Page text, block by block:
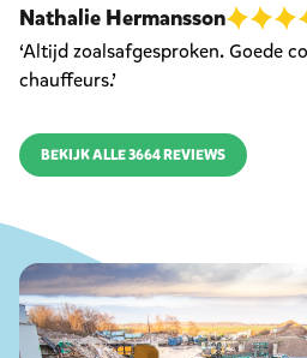
Nathalie Hermansson
‘Altijd zoalsafgesproken. Goede
chauffeurs.’
BEKIJK ALLE 3664 REVIEWS